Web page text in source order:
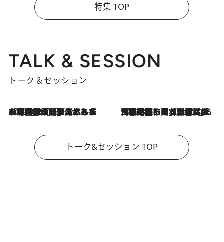
特集 TOP
TALK & SESSION
トーク＆セッション
2026.8.3
「今後値上げがあるとすれば…」「リスクがあるのは今年の冬」エネルギー専門家が語る、ホルムズ海峡封鎖が家庭にもたらす“ある心配” 2026.8.3
「住宅建てられない…」「サーチャージ料の高値が続いている」ホルムズ海峡封鎖による影響はいつまで続く？《エネルギー専門家に聞く“どうなる日本の暮らし”》
トーク&セッション TOP